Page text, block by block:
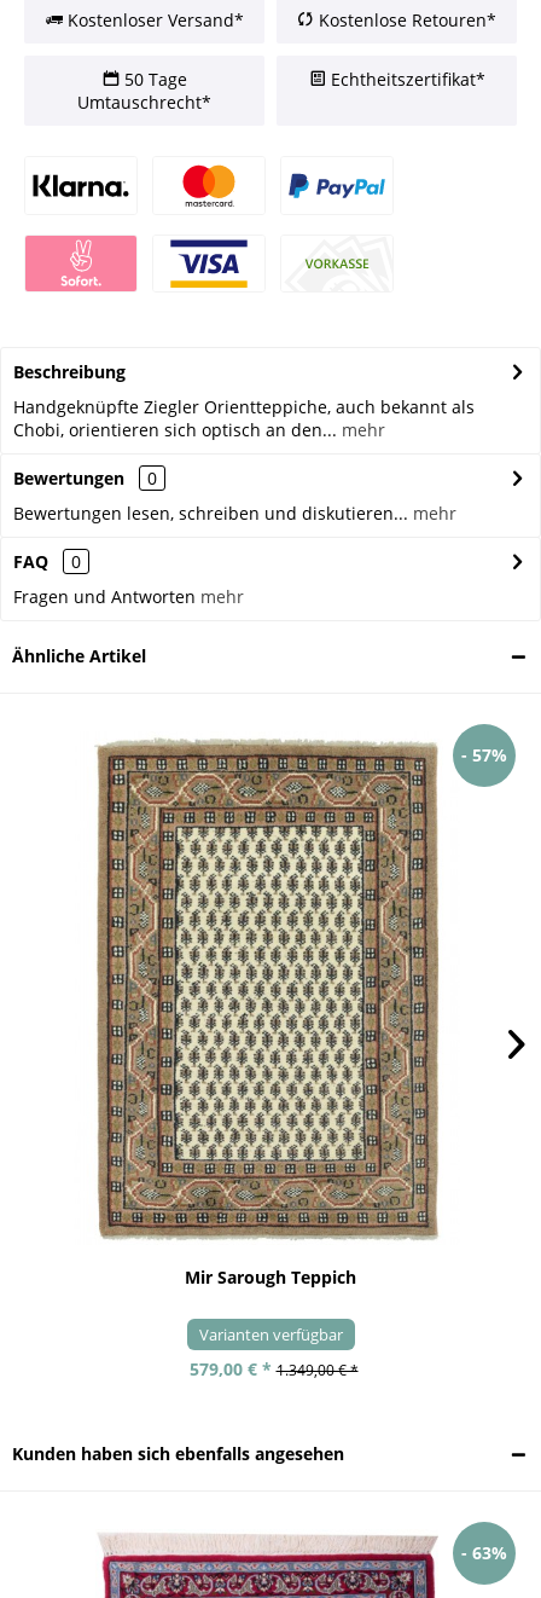
Kostenloser Versand* Kostenlose Retouren*
50 Tage
Umtauschrecht*
Echtheitszertifikat*
Beschreibung
Handgeknüpfte Ziegler Orientteppiche, auch bekannt als
Chobi, orientieren sich optisch an den... mehr
Bewertungen
0
Bewertungen lesen, schreiben und diskutieren... mehr
FAQ
0
Fragen und Antworten mehr
Ähnliche Artikel
- 57%
Mir Sarough Teppich
Varianten verfügbar
579,00 € * 1.349,00 € *
Kunden haben sich ebenfalls angesehen
- 63%